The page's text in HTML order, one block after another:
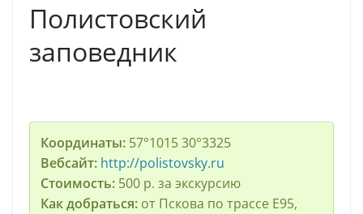
Полистовский
заповедник
Координаты:57°1015 30°3325
Вебсайт: http://polistovsky.ru
Стоимость:500 р. за экскурсию
Как добраться: от Пскова по трассе E95,